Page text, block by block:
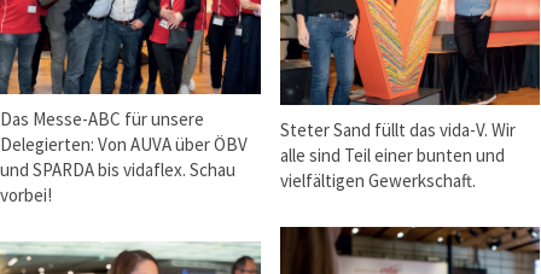
Das Messe-ABC für unsere
Delegierten: Von AUVA über ÖBV
und SPARDA bis vidaflex. Schau
vorbei!
Steter Sand füllt das vida-V. Wir
alle sind Teil einer bunten und
vielfältigen Gewerkschaft.